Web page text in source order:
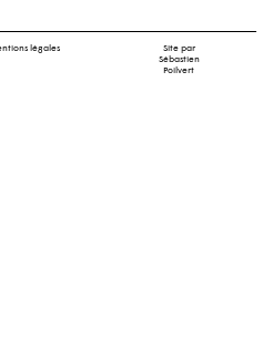
légales
Site par
Sébastien
Poilvert